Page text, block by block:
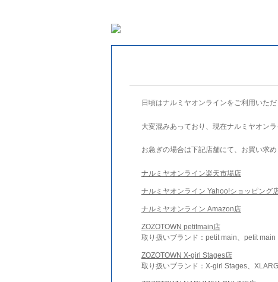
日頃はナルミヤオンラインをご利用いた
大変混みあっており、現在ナルミヤオン
お急ぎの場合は下記店舗にて、お買い求め
ナルミヤオンライン楽天市場店
ナルミヤオンライン Yahoo!ショッピング
ナルミヤオンライン Amazon店
ZOZOTOWN petitmain店
取り扱いブランド：petit main、petit main
ZOZOTOWN X-girl Stages店
取り扱いブランド：X-girl Stages、